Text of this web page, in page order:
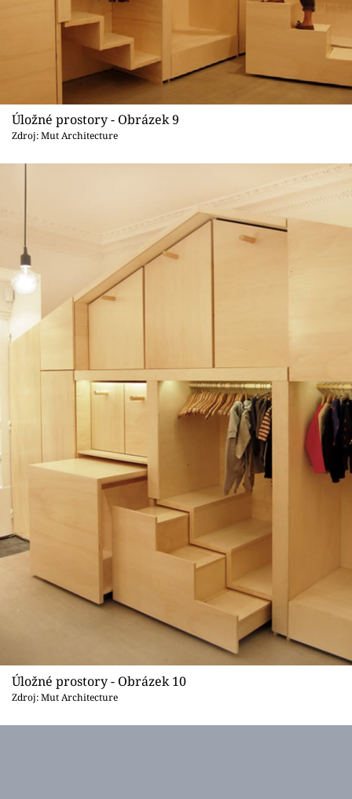
Úložné prostory - Obrázek 9
Zdroj: Mut Architecture
Úložné prostory - Obrázek 10
Zdroj: Mut Architecture